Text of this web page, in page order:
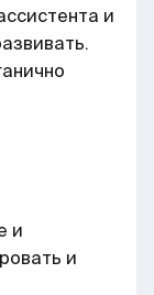
и
и
и